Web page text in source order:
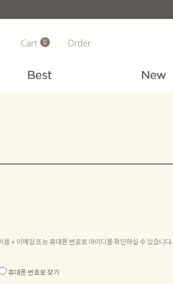
Cart 0 Order
름 + 이메일 또는 휴대폰 번호로 아이디를 확인하실 수 있습니다.
휴대폰 번호로 찾기